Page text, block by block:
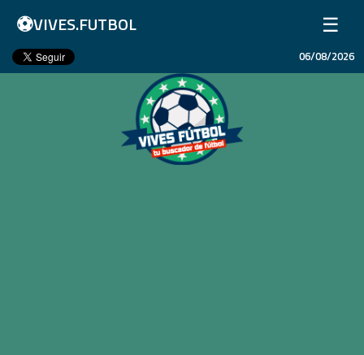
⚽VIVES.FUTBOL ☰
Inicio
06/08/2026